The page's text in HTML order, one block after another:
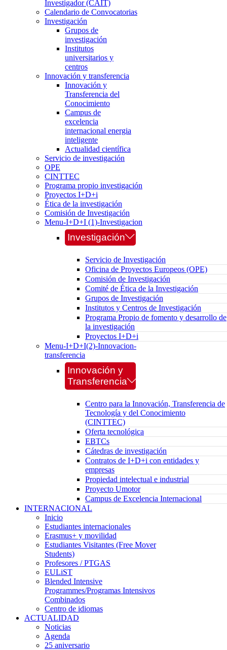
Investigador (CAIT)
Calendario de Convocatorias
Investigación
Grupos de
investigación
Institutos
universitarios y
centros
Innovación y transferencia
Innovación y
Transferencia del
Conocimiento
Campus de
excelencia
internacional energia
inteligente
Actualidad científica
Servicio de investigación
OPE
CINTTEC
Programa propio investigación
Proyectos I+D+i
Ética de la investigación
Comisión de Investigación
Menu-I+D+I (1)-Investigacion
Investigación
Servicio de Investigación
Oficina de Proyectos Europeos (OPE)
Comisión de Investigación
Comité de Ética de la Investigación
Grupos de Investigación
Institutos y Centros de Investigación
Programa Propio de fomento y desarrollo de
la investigación
Proyectos I+D+i
Menu-I+D+I(2)-Innovacion-
transferencia
Innovación y
Transferencia
Centro para la Innovación, Transferencia de
Tecnología y del Conocimiento
(CINTTEC)
Oferta tecnológica
EBTCs
Cátedras de investigación
Contratos de I+D+i con entidades y
empresas
Propiedad intelectual e industrial
Proyecto Umotor
Campus de Excelencia Internacional
INTERNACIONAL
Inicio
Estudiantes internacionales
Erasmus+ y movilidad
Estudiantes Visitantes (Free Mover
Students)
Profesores / PTGAS
EULiST
Blended Intensive
Programmes/Programas Intensivos
Combinados
Centro de idiomas
ACTUALIDAD
Noticias
Agenda
25 aniversario